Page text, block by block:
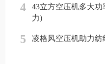
4
43立方空压机多大
力)
5 凌格风空压机助力